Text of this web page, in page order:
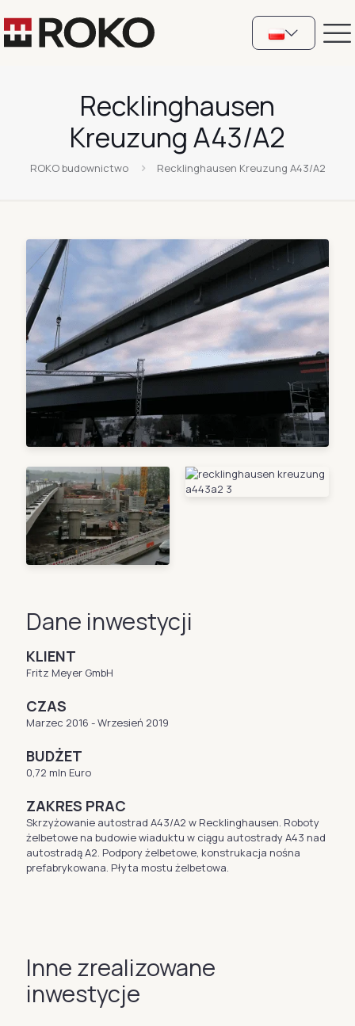
Recklinghausen
Kreuzung A43/A2
ROKO budownictwo Recklinghausen Kreuzung A43/A2
Dane inwestycji
KLIENT
Fritz Meyer GmbH
CZAS
Marzec 2016 - Wrzesień 2019
BUDŻET
0,72 mln Euro
ZAKRES PRAC
Skrzyżowanie autostrad A43/A2 w Recklinghausen. Roboty
żelbetowe na budowie wiaduktu w ciągu autostrady A43 nad
autostradą A2. Podpory żelbetowe, konstrukacja nośna
prefabrykowana. Płyta mostu żelbetowa.
Inne zrealizowane
inwestycje